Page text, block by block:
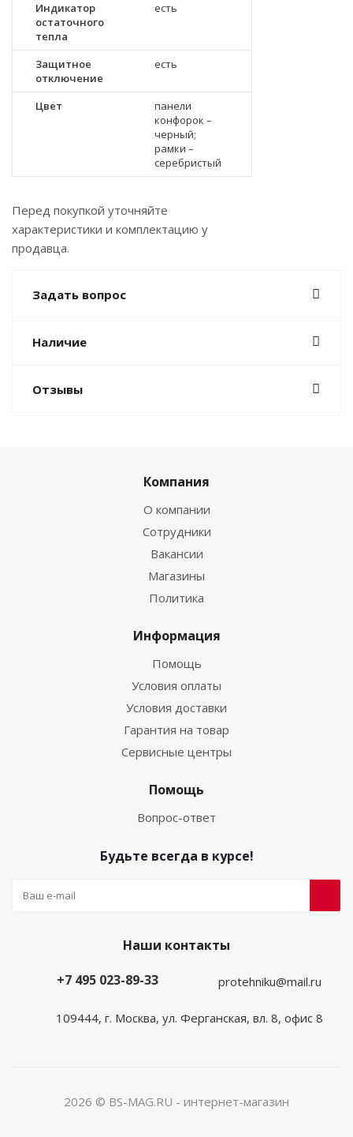
Индикатор
остаточного
тепла
есть
Защитное
отключение
есть
Цвет
панели
конфорок –
черный;
рамки –
серебристый
Перед покупкой уточняйте
характеристики и комплектацию у
продавца.
Задать вопрос
Наличие
Отзывы
Компания
О компании
Сотрудники
Вакансии
Магазины
Политика
Информация
Помощь
Условия оплаты
Условия доставки
Гарантия на товар
Сервисные центры
Помощь
Вопрос-ответ
Будьте всегда в курсе!
Наши контакты
+7 495 023-89-33
protehniku@mail.ru
109444, г. Москва, ул. Ферганская, вл. 8, офис 8
2026 © BS-MAG.RU - интернет-магазин